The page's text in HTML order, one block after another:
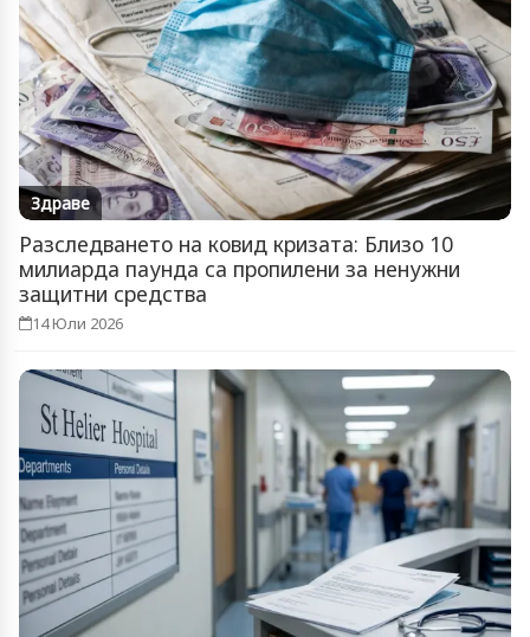
Здраве
Разследването на ковид кризата: Близо 10
милиарда паунда са пропилени за ненужни
защитни средства
14 Юли 2026